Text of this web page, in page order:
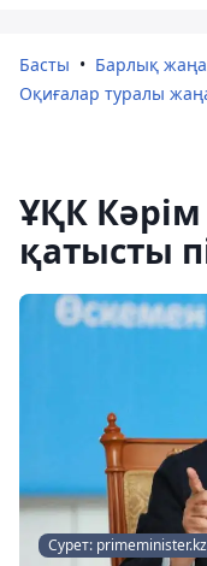
Басты
Барлық
Оқиғалар туралы
ҰҚК Кәрім
қатысты
Сурет: primeminister.kz